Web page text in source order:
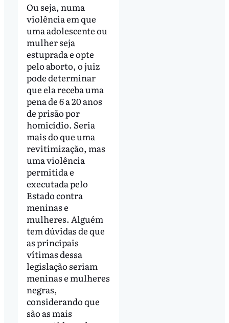
Ou seja, numa
violência em que
uma adolescente ou
mulher seja
estuprada e opte
pelo aborto, o juiz
pode determinar
que ela receba uma
pena de 6 a 20 anos
de prisão por
homicídio. Seria
mais do que uma
revitimização, mas
uma violência
permitida e
executada pelo
Estado contra
meninas e
mulheres. Alguém
tem dúvidas de que
as principais
vítimas dessa
legislação seriam
meninas e mulheres
negras,
considerando que
são as mais